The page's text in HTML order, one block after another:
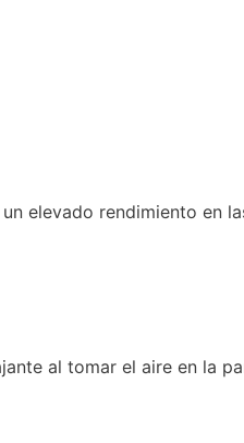
elevado rendimiento en
al tomar el aire en la